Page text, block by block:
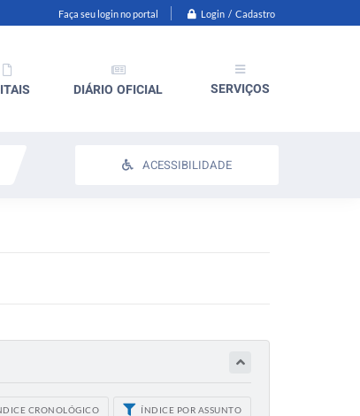
Faça seu login no portal Login / Cadastro
DIÁRIO OFICIAL SERVIÇOS
ACESSIBILIDADE
CRONOLÓGICO ÍNDICE POR ASSUNTO